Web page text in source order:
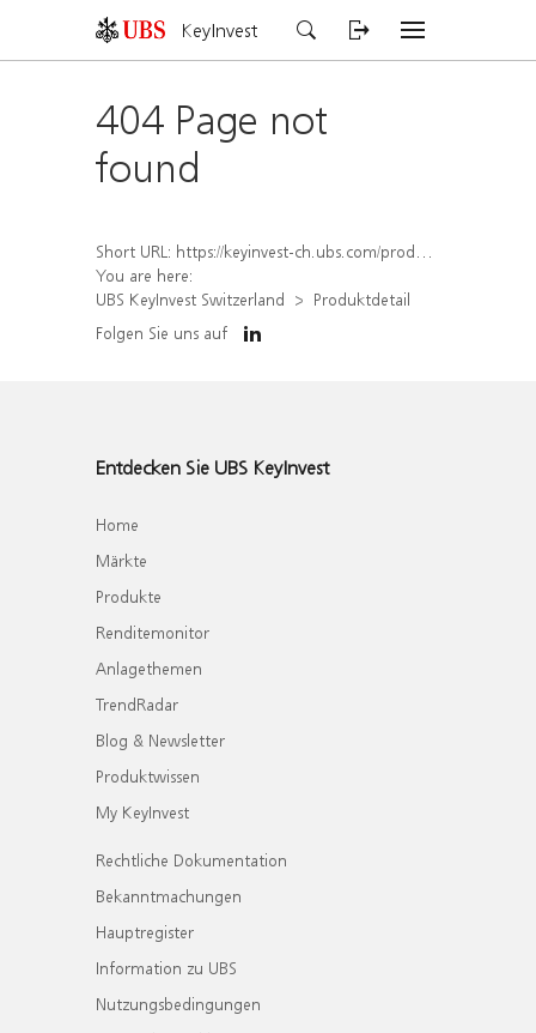
KeyInvest
404 Page not
found
Short URL: https://keyinvest-ch.ubs.com/produkt/detail/index/isin/CH1570368741
You are here:
UBS KeyInvest Switzerland
Produktdetail
Folgen Sie uns auf
Entdecken Sie UBS KeyInvest
Home
Märkte
Produkte
Renditemonitor
Anlagethemen
TrendRadar
Blog & Newsletter
Produktwissen
My KeyInvest
Rechtliche Dokumentation
Bekanntmachungen
Hauptregister
Information zu UBS
Nutzungsbedingungen